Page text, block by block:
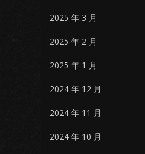
2025 年 3 月
2025 年 2 月
2025 年 1 月
2024 年 12 月
2024 年 11 月
2024 年 10 月